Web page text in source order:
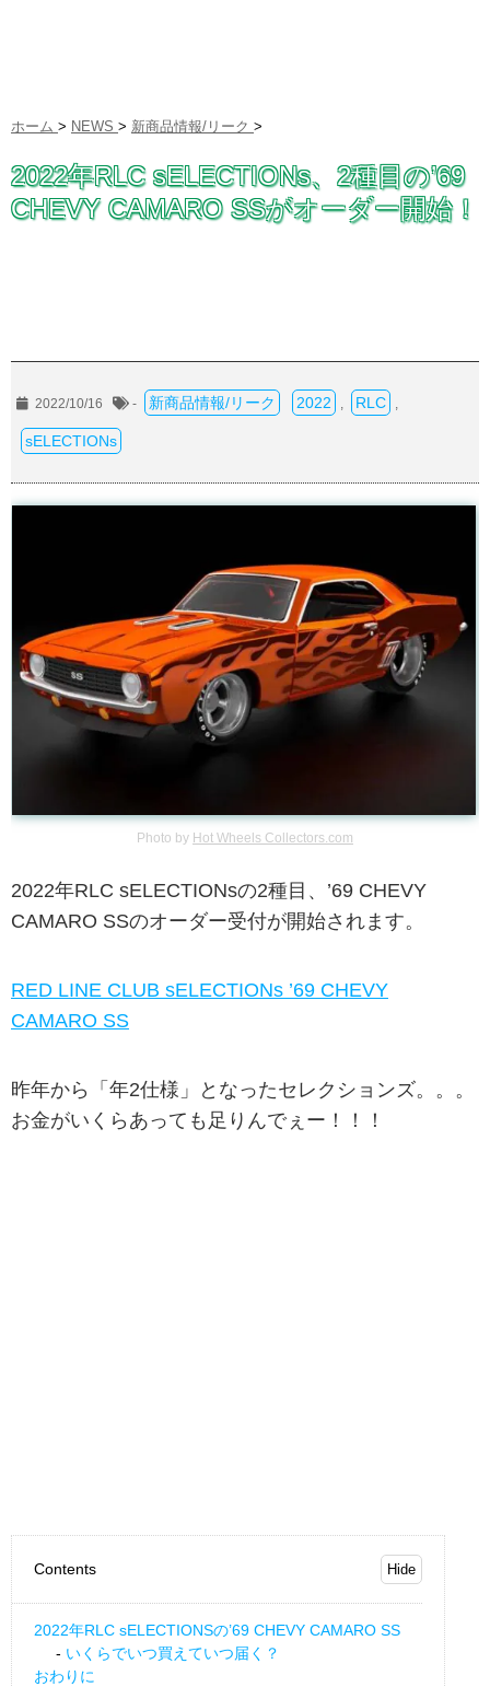
ホーム > NEWS > 新商品情報/リーク >
2022年RLC sELECTIONs、2種目の’69
CHEVY CAMARO SSがオーダー開始！
2022/10/16 - 新商品情報/リーク 2022 RLC
sELECTIONs
Photo by Hot Wheels Collectors.com
2022年RLC sELECTIONsの2種目、’69 CHEVY
CAMARO SSのオーダー受付が開始されます。
RED LINE CLUB sELECTIONs ’69 CHEVY
CAMARO SS
昨年から「年2仕様」となったセレクションズ。。。
お金がいくらあっても足りんでぇー！！！
Contents
2022年RLC sELECTIONSの’69 CHEVY CAMARO SS
いくらでいつ買えていつ届く？
おわりに